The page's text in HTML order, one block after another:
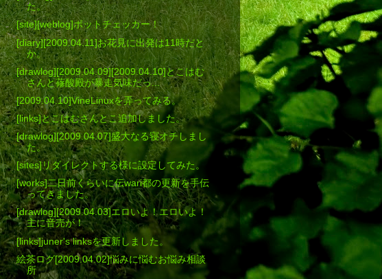
た。
[site][weblog]ボットチェッカー！
[diary][2009.04.11]お花見に出発は11時だと
か。
[drawlog][2009.04.09][2009.04.10]とこはむ
さんと蓚酸殿が暴走気味だっ...
[2009.04.10]VineLinuxを弄ってみる。
[links]とこはむさんとこ追加しました。
[drawlog][2009.04.07]盛大なる寝オチしまし
た。
[sites]リダイレクトする様に設定してみた。
[works]二日前くらいに伝wari都の更新を手伝
ってきました。
[drawlog][2009.04.03]エロいよ！エロいよ！
主に音売が！
[links]juner's linksを更新しました。
絵茶ログ[2009.04.02]悩みに悩むお悩み相談
所